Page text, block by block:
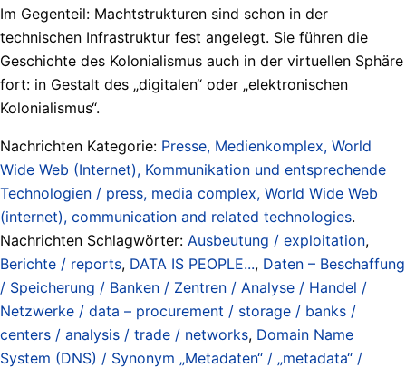
Im Gegenteil: Machtstrukturen sind schon in der
technischen Infrastruktur fest angelegt. Sie führen die
Geschichte des Kolonialismus auch in der virtuellen Sphäre
fort: in Gestalt des „digitalen“ oder „elektronischen
Kolonialismus“.
Nachrichten Kategorie: Presse, Medienkomplex, World
Wide Web (Internet), Kommunikation und entsprechende
Technologien / press, media complex, World Wide Web
(internet), communication and related technologies.
Nachrichten Schlagwörter: Ausbeutung / exploitation,
Berichte / reports, DATA IS PEOPLE..., Daten – Beschaffung
/ Speicherung / Banken / Zentren / Analyse / Handel /
Netzwerke / data – procurement / storage / banks /
centers / analysis / trade / networks, Domain Name
System (DNS) / Synonym „Metadaten“ / „metadata“ /